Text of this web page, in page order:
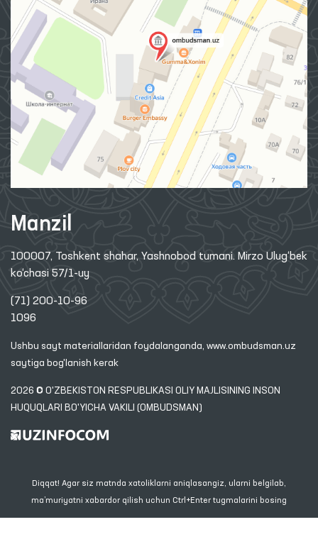
Manzil
100007, Toshkent shahar, Yashnobod tumani. Mirzo Ulug‘bek
ko‘chasi 57/1-uy
(71) 200-10-96
1096
Ushbu sayt materiallaridan foydalanganda, www.ombudsman.uz
saytiga bog'lanish kerak
2026 © O'ZBEKISTON RESPUBLIKASI OLIY MAJLISINING INSON
HUQUQLARI BO'YICHA VAKILI (OMBUDSMAN)
Diqqat! Agar siz matnda xatoliklarni aniqlasangiz, ularni belgilab,
ma’muriyatni xabardor qilish uchun Ctrl+Enter tugmalarini bosing